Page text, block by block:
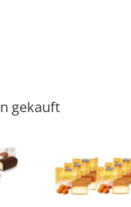
gekauft